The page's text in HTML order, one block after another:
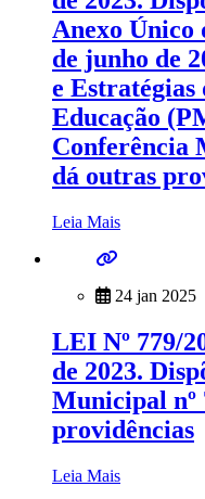
Anexo Único
de junho de
e
Educação
Conferência
dá outras
Leia Mais
24 jan 2025
LEI Nº 779/
de 2023.
Municipal nº
providências
Leia Mais